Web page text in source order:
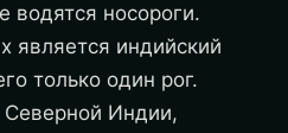
водятся носороги.
является индийский
только один рог.
Северной Индии,